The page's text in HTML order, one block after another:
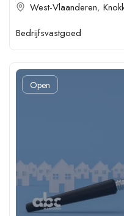
West-Vlaanderen,
Bedrijfsvastgoed
Open